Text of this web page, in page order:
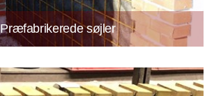
Præfabrikerede søjler